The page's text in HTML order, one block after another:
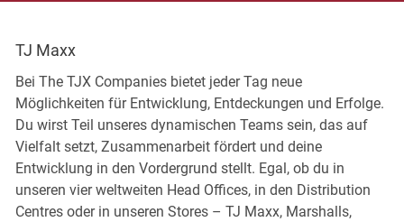
TJ Maxx
Bei The TJX Companies bietet jeder Tag neue
Möglichkeiten für Entwicklung, Entdeckungen und Erfolge.
Du wirst Teil unseres dynamischen Teams sein, das auf
Vielfalt setzt, Zusammenarbeit fördert und deine
Entwicklung in den Vordergrund stellt. Egal, ob du in
unseren vier weltweiten Head Offices, in den Distribution
Centres oder in unseren Stores – TJ Maxx, Marshalls,